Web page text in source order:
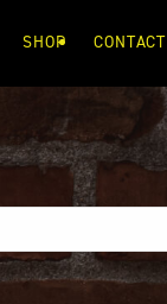
SHOP CONTACT